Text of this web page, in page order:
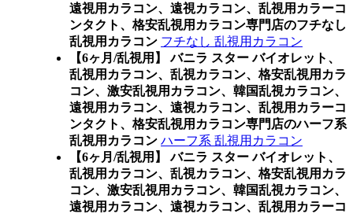
遠視用カラコン、遠視カラコン、乱視用カラーコ
ンタクト、格安乱視用カラコン専門店のフチなし
乱視用カラコン フチなし 乱視用カラコン
【6ヶ月/乱視用】 バニラ スター バイオレット、
乱視用カラコン、乱視カラコン、格安乱視用カラ
コン、激安乱視用カラコン、韓国乱視カラコン、
遠視用カラコン、遠視カラコン、乱視用カラーコ
ンタクト、格安乱視用カラコン専門店のハーフ系
乱視用カラコン ハーフ系 乱視用カラコン
【6ヶ月/乱視用】 バニラ スター バイオレット、
乱視用カラコン、乱視カラコン、格安乱視用カラ
コン、激安乱視用カラコン、韓国乱視カラコン、
遠視用カラコン、遠視カラコン、乱視用カラーコ